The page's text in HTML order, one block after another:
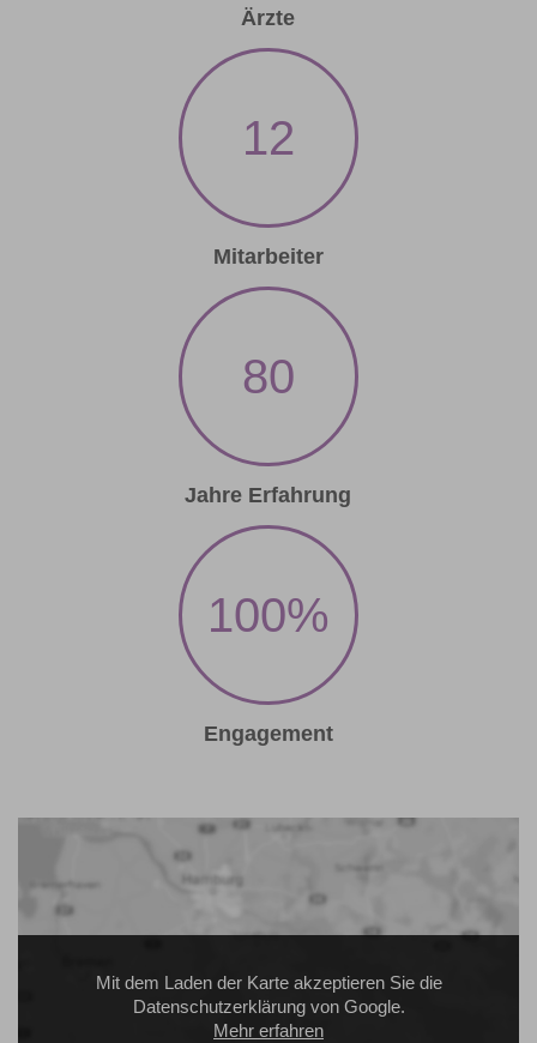
Ärzte
12
Mitarbeiter
80
Jahre Erfahrung
100%
Engagement
Mit dem Laden der Karte akzeptieren Sie die
Datenschutzerklärung von Google.
Mehr erfahren